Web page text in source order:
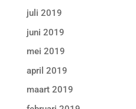
juli 2019
juni 2019
mei 2019
april 2019
maart 2019